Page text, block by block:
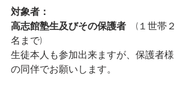
対象者：
高志館塾生及びその保護者 (１世帯２
名まで)
生徒本人も参加出来ますが、保護者様
の同伴でお願いします。